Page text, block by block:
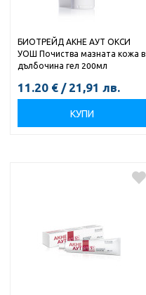
БИОТРЕЙД АКНЕ АУТ ОКСИ
УОШ Почиства мазната кожа в
дълбочина гел 200мл
11.20 € / 21,91 лв.
КУПИ